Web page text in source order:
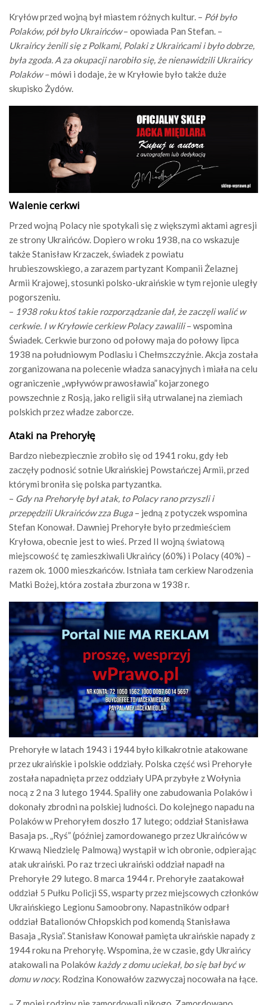
Kryłów przed wojną był miastem różnych kultur. – Pół było
Polaków, pół było Ukraińców– opowiada Pan Stefan. –
Ukraińcy żenili się z Polkami, Polaki z Ukraińcami i było dobrze,
była zgoda. A za okupacji narobiło się, że nienawidzili Ukraińcy
Polaków –mówi i dodaje, że w Kryłowie było także duże
skupisko Żydów.
Walenie cerkwi
Przed wojną Polacy nie spotykali się z większymi aktami agresji
ze strony Ukraińców. Dopiero w roku 1938, na co wskazuje
także Stanisław Krzaczek, świadek z powiatu
hrubieszowskiego, a zarazem partyzant Kompanii Żelaznej
Armii Krajowej, stosunki polsko-ukraińskie w tym rejonie uległy
pogorszeniu.
– 1938 roku ktoś takie rozporządzanie dał, że zaczęli walić w
cerkwie. I w Kryłowie cerkiew Polacy zawalili– wspomina
Świadek. Cerkwie burzono od połowy maja do połowy lipca
1938 na południowym Podlasiu i Chełmszczyźnie. Akcja została
zorganizowana na polecenie władza sanacyjnych i miała na celu
ograniczenie „wpływów prawosławia” kojarzonego
powszechnie z Rosją, jako religii siłą utrwalanej na ziemiach
polskich przez władze zaborcze.
Ataki na Prehoryłę
Bardzo niebezpiecznie zrobiło się od 1941 roku, gdy łeb
zaczęły podnosić sotnie Ukraińskiej Powstańczej Armii, przed
którymi broniła się polska partyzantka.
– Gdy na Prehoryłę był atak, to Polacy rano przyszli i
przepędzili Ukraińców zza Buga – jedną z potyczek wspomina
Stefan Konował. Dawniej Prehoryłe było przedmieściem
Kryłowa, obecnie jest to wieś. Przed II wojną światową
miejscowość tę zamieszkiwali Ukraińcy (60%) i Polacy (40%) –
razem ok. 1000 mieszkańców. Istniała tam cerkiew Narodzenia
Matki Bożej, która została zburzona w 1938 r.
Prehoryłe w latach 1943 i 1944 było kilkakrotnie atakowane
przez ukraińskie i polskie oddziały. Polska część wsi Prehoryłe
została napadnięta przez oddziały UPA przybyłe z Wołynia
nocą z 2 na 3 lutego 1944. Spaliły one zabudowania Polaków i
dokonały zbrodni na polskiej ludności. Do kolejnego napadu na
Polaków w Prehoryłem doszło 17 lutego; oddział Stanisława
Basaja ps. „Ryś” (później zamordowanego przez Ukraińców w
Krwawą Niedzielę Palmową) wystąpił w ich obronie, odpierając
atak ukraiński. Po raz trzeci ukraiński oddział napadł na
Prehoryłe 29 lutego. 8 marca 1944 r. Prehoryłe zaatakował
oddział 5 Pułku Policji SS, wsparty przez miejscowych członków
Ukraińskiego Legionu Samoobrony. Napastników odparł
oddział Batalionów Chłopskich pod komendą Stanisława
Basaja „Rysia”. Stanisław Konował pamięta ukraińskie napady z
1944 roku na Prehoryłę. Wspomina, że w czasie, gdy Ukraińcy
atakowali na Polakówkażdy z domu uciekał, bo się bał być w
domu w nocy. Rodzina Konowałów zazwyczaj nocowała na łące.